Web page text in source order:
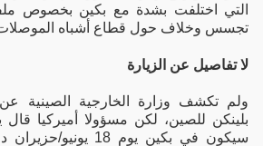
التي اختلفت بشدة مع بكين بخصوص
تجسس وخلاف حول قطاع أشباه
لا تفاصيل عن الزيارة
ولم تكشف وزارة الخارجية الصينية
بلينكن للصين، لكن مسؤولا أميركيا قال
سيكون في بكين يوم 18